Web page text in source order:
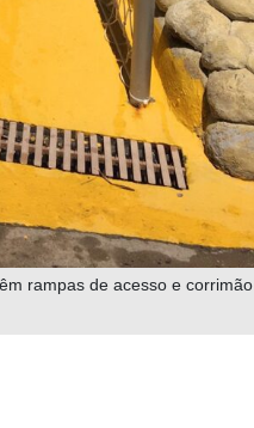
rampas de acesso e corrimão